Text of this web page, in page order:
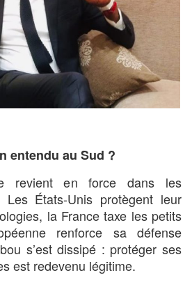
entendu au Sud ?
revient en force dans les
États-Unis protègent leur
la France taxe les petits
renforce sa défense
s’est dissipé : protéger ses
est redevenu légitime.